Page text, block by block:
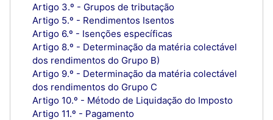
Artigo 3.º - Grupos de tributação
Artigo 5.º - Rendimentos Isentos
Artigo 6.º - Isenções específicas
Artigo 8.º - Determinação da matéria colectável
dos rendimentos do Grupo B)
Artigo 9.º - Determinação da matéria colectável
dos rendimentos do Grupo C
Artigo 10.º - Método de Liquidação do Imposto
Artigo 11.º - Pagamento